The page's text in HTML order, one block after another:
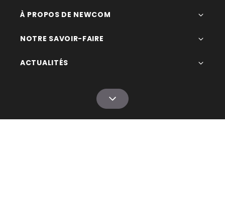
À PROPOS DE NEWCOM
NOTRE SAVOIR-FAIRE
ACTUALITÉS